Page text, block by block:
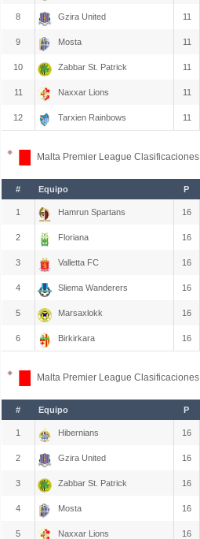
8 Gzira United 11
9 Mosta 11
10 Zabbar St. Patrick 11
11 Naxxar Lions 11
12 Tarxien Rainbows 11
Malta Premier League Clasificaciones
# Equipo P
1 Hamrun Spartans 16
2 Floriana 16
3 Valletta FC 16
4 Sliema Wanderers 16
5 Marsaxlokk 16
6 Birkirkara 16
Malta Premier League Clasificaciones
# Equipo P
1 Hibernians 16
2 Gzira United 16
3 Zabbar St. Patrick 16
4 Mosta 16
5 Naxxar Lions 16